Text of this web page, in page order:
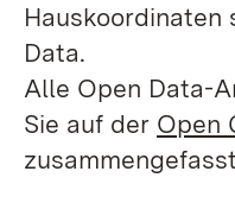
Hauskoordinaten
Data.
Alle Open Data-
Sie auf der Open